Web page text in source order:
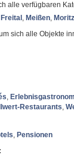
alle verfügbaren
Freital , Meißen,
sich alle Objekte
,
Restaurants,
, Pensionen
: